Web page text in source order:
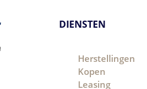
DIENSTEN
Herstellingen
Kopen
Leasing